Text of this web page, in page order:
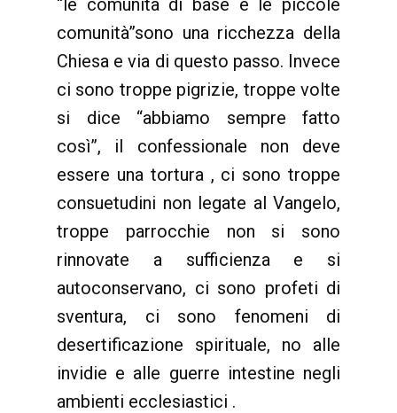
“le comunità di base e le piccole
comunità”sono una ricchezza della
Chiesa e via di questo passo. Invece
ci sono troppe pigrizie, troppe volte
si dice “abbiamo sempre fatto
così”, il confessionale non deve
essere una tortura , ci sono troppe
consuetudini non legate al Vangelo,
troppe parrocchie non si sono
rinnovate a sufficienza e si
autoconservano, ci sono profeti di
sventura, ci sono fenomeni di
desertificazione spirituale, no alle
invidie e alle guerre intestine negli
ambienti ecclesiastici .